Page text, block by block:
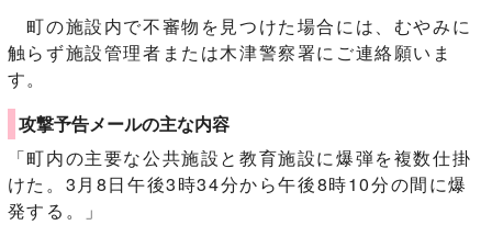
町の施設内で不審物を見つけた場合には、むやみに
触らず施設管理者または木津警察署にご連絡願いま
す。
攻撃予告メールの主な内容
「町内の主要な公共施設と教育施設に爆弾を複数仕掛
けた。3月8日午後3時34分から午後8時10分の間に爆
発する。」